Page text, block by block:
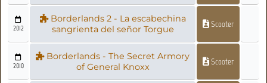
2012
Borderlands 2 - La escabechina
sangrienta del señor Torgue
Scooter
2010
Borderlands - The Secret Armory
of General Knoxx
Scooter